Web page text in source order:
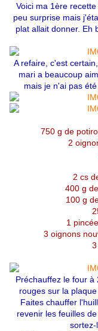
Voici ma 1ère
peu surprise mais
plat allait donner. Eh
A refaire, c'est
mari a beaucoup
mais je n'ai pas
750 g de
2
2 cs
400 g
100 g
1
3 oignons
Préchauffez le four à
rouges sur la
Faites chauffer
revenir les feuilles
sortez-